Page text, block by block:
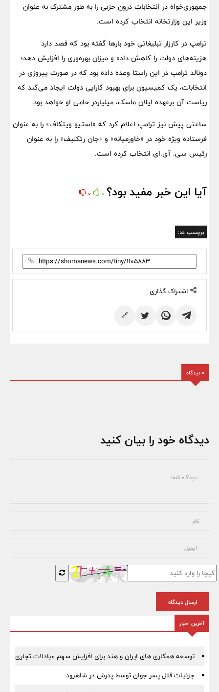
جمهوری‌خواه در انتخابات درون حزبی را به طور مشترک به عنوان
وزیر این وزارتخانه انتخاب کرده است.
ترامپ در کارزار تبلیغاتی خود بار‌ها گفته بود که قصد دارد
هزینه‌های دولت را کاهش داده و میزان بهره‌وری را افزایش دهد؛
دونالد ترامپ در این راستا وعده داده بود که در صورت پیروزی در
انتخابات، یک کمیسیون برای بهبود کارایی دولت ایجاد می‌کند که
ریاست آن برعهده ایلان ماسک، میلیاردر حامی او خواهد بود.
ساعتی پیش نیز ترامپ اعلام کرد که «استیو ویتکاف» را به عنوان
فرستاده ویژه خود در «خاورمیانه» و «جان رتکلیف» را به عنوان
رئیس سی. آی.‌ای انتخاب کرده است.
آیا این خبر مفید بود؟ 0
0
برچسب ها:
اشتراک گذاری
🔗
0 دیدگاه
دیدگاه خود را بیان کنید
ارسال دیدگاه
آخرین اخبار
توسعه همکاری های ایران و هند برای افزایش سهم مبادلات تجاری
جزئیات قتل پسر جوان توسط پدرش در شاهرود